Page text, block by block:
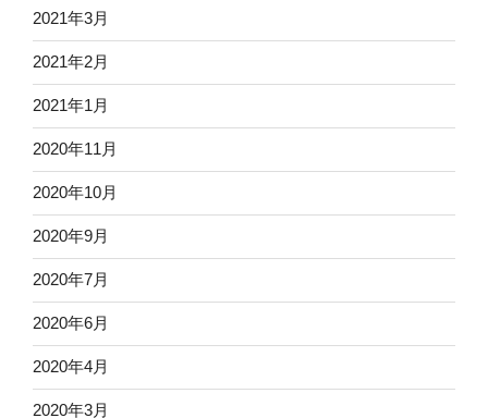
2021年3月
2021年2月
2021年1月
2020年11月
2020年10月
2020年9月
2020年7月
2020年6月
2020年4月
2020年3月